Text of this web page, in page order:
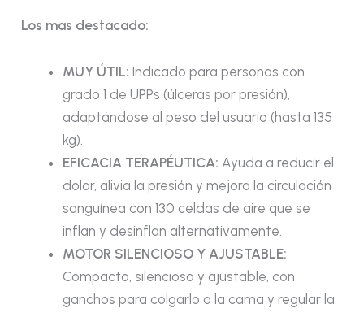
Los mas destacado:
MUY ÚTIL: Indicado para personas con
grado 1 de UPPs (úlceras por presión),
adaptándose al peso del usuario (hasta 135
kg).
EFICACIA TERAPÉUTICA: Ayuda a reducir el
dolor, alivia la presión y mejora la circulación
sanguínea con 130 celdas de aire que se
inflan y desinflan alternativamente.
MOTOR SILENCIOSO Y AJUSTABLE:
Compacto, silencioso y ajustable, con
ganchos para colgarlo a la cama y regular la